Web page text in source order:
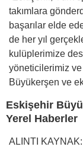
takımlara
başarılar elde
de her yıl
kulüplerimize
yöneticilerimiz ve
Büyükerşen ve
Eskişehir
Yerel Haberler
ALINTI